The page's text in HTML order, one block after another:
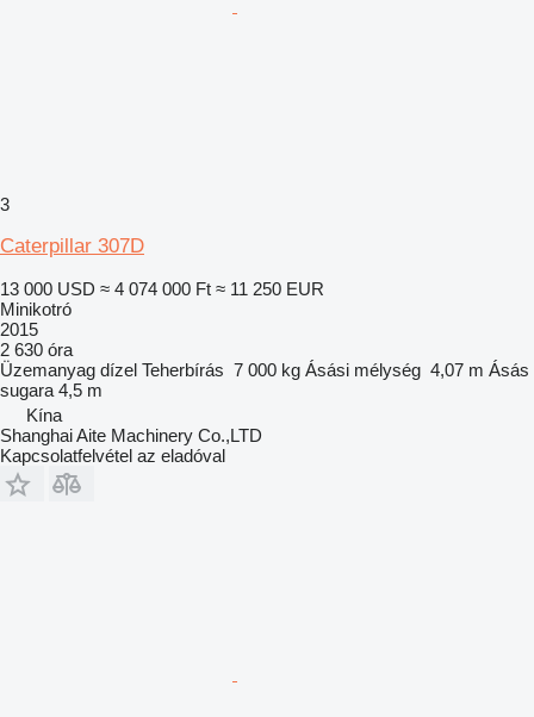
3
Caterpillar 307D
13 000 USD ≈ 4 074 000 Ft ≈ 11 250 EUR
Minikotró
2015
2 630 óra
Üzemanyag dízel Teherbírás 7 000 kg Ásási mélység 4,07 m Ásás
sugara 4,5 m
Kína
Shanghai Aite Machinery Co.,LTD
Kapcsolatfelvétel az eladóval